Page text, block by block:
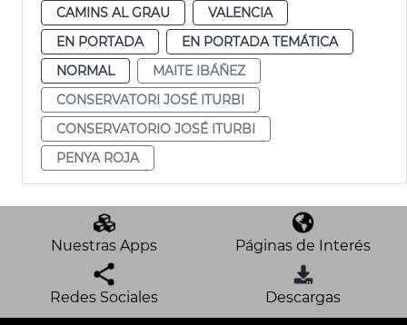
CAMINS AL GRAU
VALENCIA
EN PORTADA
EN PORTADA TEMÁTICA
NORMAL
MAITE IBÁÑEZ
CONSERVATORI JOSÉ ITURBI
CONSERVATORIO JOSÉ ITURBI
PENYA ROJA
Nuestras Apps Páginas de Interés
Redes Sociales Descargas